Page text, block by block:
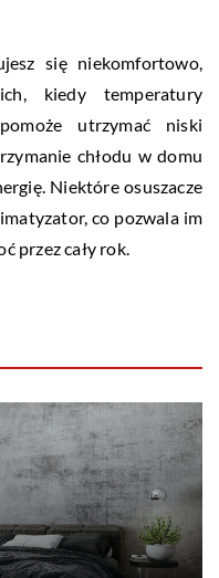
się niekomfortowo,
kiedy temperatury
utrzymać niski
chłodu w domu
Niektóre osuszacze
co pozwala im
przez cały rok.